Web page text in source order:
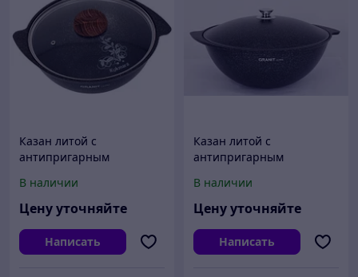
Казан литой с
антипригарным
мрамор
В наличии
Цену уточняйте
Написать
Казан литой с
антипригарным
blue
В наличии
Цену уточняйте
Написать